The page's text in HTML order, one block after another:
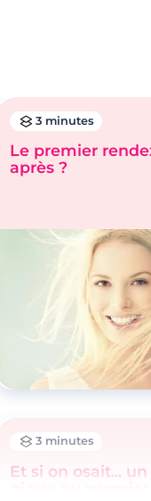
3 minutes
Le premier
après ?
3 minutes
Et si on osait...